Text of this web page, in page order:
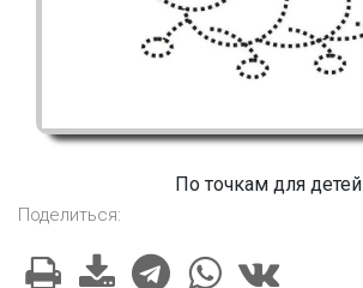
По точкам для детей
Поделиться: